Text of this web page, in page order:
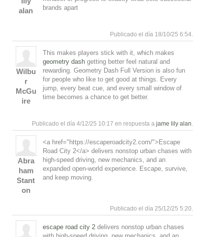
alan
brands apart
Publicado el día 18/10/25 6:54.
Wilbu
r
McGu
ire
This makes players stick with it, which makes
geometry dashgetting better feel natural and
rewarding. Geometry Dash Full Version is also fun
for people who like to get good at things. Every
jump, every beat cue, and every small window of
time becomes a chance to get better.
Publicado el día 4/12/25 10:17 en respuesta a jame lily alan
Abra
ham
Stant
on
<a href="https://escaperoadcity2.com/">Escape
Road City 2</a> delivers nonstop urban chases with
high-speed driving, new mechanics, and an
expanded open-world experience. Escape, survive,
and keep moving.
Publicado el día 25/12/25 5:20.
escape road city 2delivers nonstop urban chases